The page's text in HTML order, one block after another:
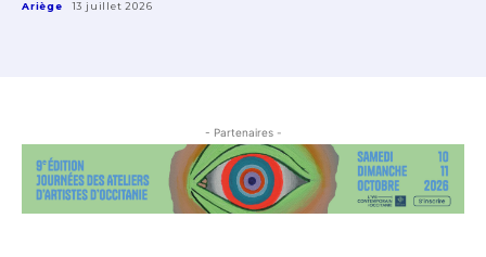
Ariège 13 juillet 2026
- Partenaires -